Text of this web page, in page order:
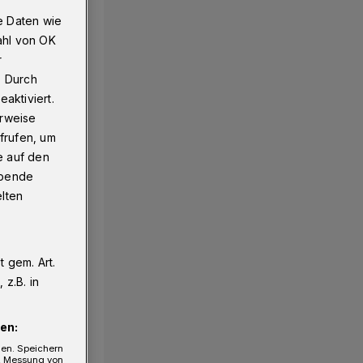
Daten wie
von OK
Durch
um
auf den
gem. Art.
z.B. in
Speichern
von